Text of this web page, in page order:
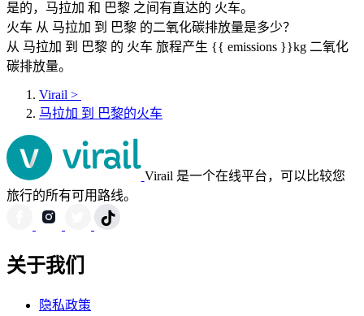
是的，马拉加 和 巴黎 之间有直达的 火车。
火车 从 马拉加 到 巴黎 的二氧化碳排放量是多少？
从 马拉加 到 巴黎 的 火车 旅程产生 {{ emissions }}kg 二氧化
碳排放量。
Virail >
马拉加 到 巴黎的火车
Virail 是一个在线平台，可以比较您
旅行的所有可用路线。
关于我们
隐私政策